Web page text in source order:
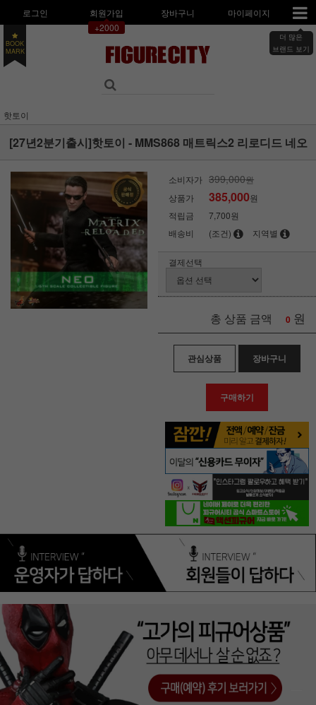
로그인
회원가입
+2000
장바구니 마이페이지
더 많은
브랜드 보기
BOOK
MARK
핫토이
[27년2분기출시]핫토이 - MMS868 매트릭스2 리로디드 네오
소비자가 399,000원
상품가
385,000원
적립금
7,700원
배송비
(조건) 지역별
결제선택
총 상품 금액 0 원
관심상품 장바구니
구매하기